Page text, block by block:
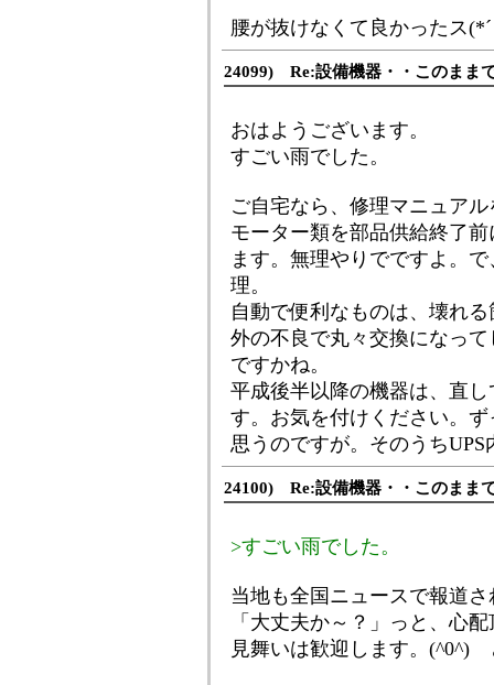
腰が抜けなくて良かったス
24099) Re:設備機器・・このまま
おはようございます。
すごい雨でした。
ご自宅なら、修理マニュア
モーター類を部品供給終了
ます。無理やりでですよ。
理。
自動で便利なものは、壊れ
外の不良で丸々交換になっ
ですかね。
平成後半以降の機器は、直
す。お気を付けください。
思うのですが。そのうち
24100) Re:設備機器・・このまま
>すごい雨でした。
当地も全国ニュースで報道
「大丈夫か～？」っと、心
見舞いは歓迎します。(^0^)